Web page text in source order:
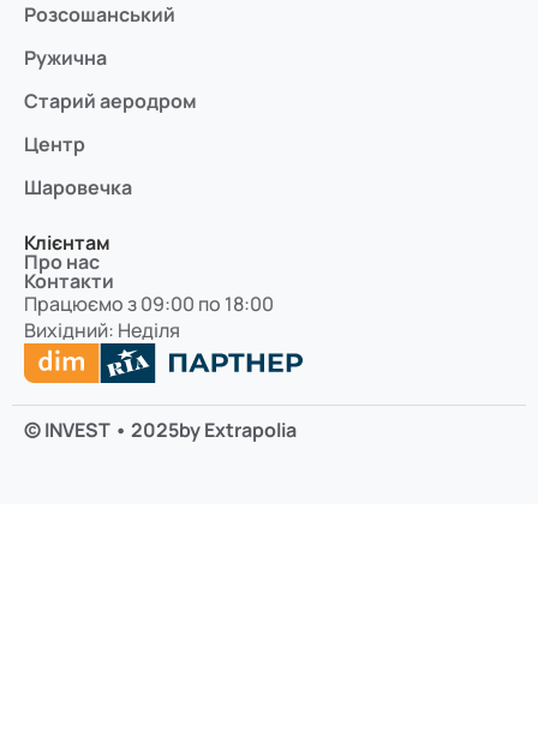
Розсошанський
Ружична
Старий аеродром
Центр
Шаровечка
Клієнтам
Про нас
Контакти
Працюємо з 09:00 по 18:00
Вихідний: Неділя
© INVEST • 2025by Extrapolia